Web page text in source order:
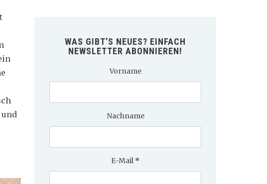
WAS GIBT’S NEUES? EINFACH
NEWSLETTER ABONNIEREN!
Vorname
Nachname
E-Mail *